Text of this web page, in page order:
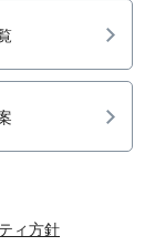
ィ方針